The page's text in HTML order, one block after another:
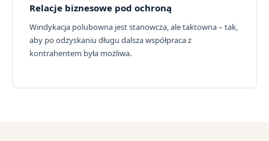
Relacje biznesowe pod ochroną
Windykacja polubowna jest stanowcza, ale taktowna – tak,
aby po odzyskaniu długu dalsza współpraca z
kontrahentem była możliwa.